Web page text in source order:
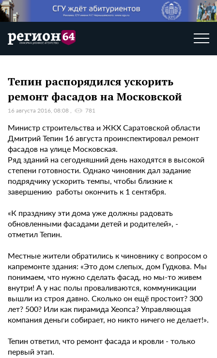
Тепин распорядился ускорить
ремонт фасадов на Московской
16 августа 2016, 08:08 781
Министр строительства и ЖКХ Саратовской области
Дмитрий Тепин 16 августа проинспектировал ремонт
фасадов на улице Московская.
Ряд зданий на сегодняшний день находятся в высокой
степени готовности. Однако чиновник дал задание
подрядчику ускорить темпы, чтобы близкие к
завершению работы окончить к 1 сентября.
«К празднику эти дома уже должны радовать
обновленными фасадами детей и родителей», -
отметил Тепин.
Местные жители обратились к чиновнику с вопросом о
капремонте здания: «Это дом слепых, дом Гудкова. Мы
понимаем, что нужно сделать фасад, но мы-то живем
внутри! А у нас полы проваливаются, коммуникации
вышли из строя давно. Сколько он ещё простоит? 300
лет? 500? Или как пирамида Хеопса? Управляющая
компания деньги собирает, но никто ничего не делает!».
Тепин ответил, что ремонт фасада и кровли - только
первый этап.